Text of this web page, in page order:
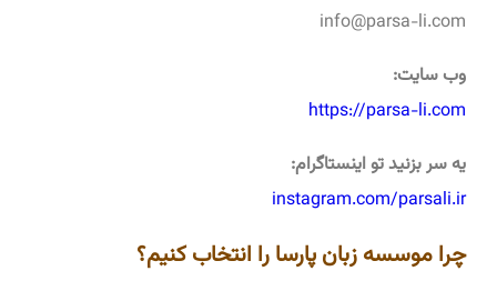
info@parsa-li.com
وب سایت:
https://parsa-li.com
یه سر بزنید تو اینستاگرام:
instagram.com/parsali.ir
چرا موسسه زبان پارسا را انتخاب کنیم؟